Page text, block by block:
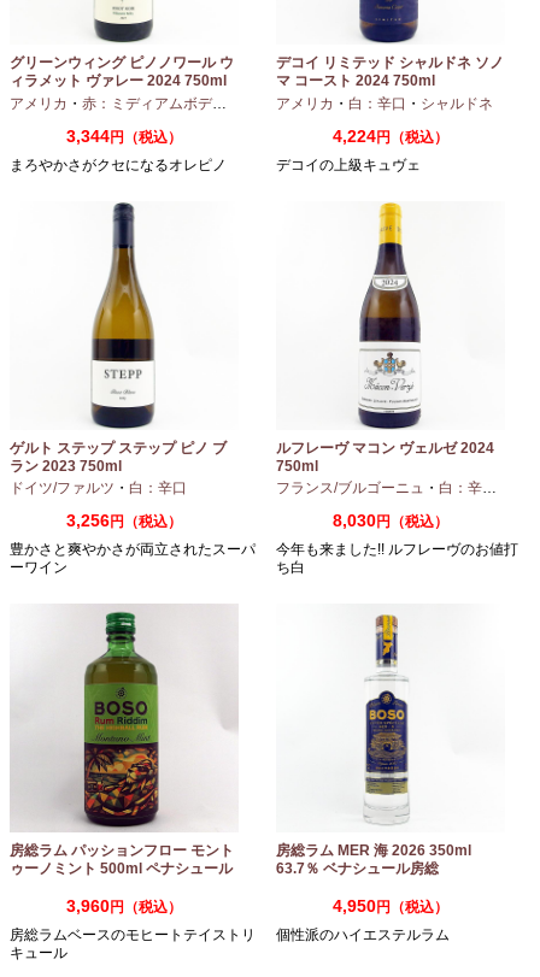
グリーンウィング ピノノワール ウ
ィラメット ヴァレー 2024 750ml
アメリカ ・ 赤：ミディアムボディ ピノノワール
3,344円（税込）
まろやかさがクセになるオレピノ
デコイ リミテッド シャルドネ ソノ
マ コースト 2024 750ml
アメリカ ・ 白：辛口 ・ シャルドネ
4,224円（税込）
デコイの上級キュヴェ
ゲルト ステップ ステップ ピノ ブ
ラン 2023 750ml
ドイツ/ファルツ ・ 白：辛口
3,256円（税込）
豊かさと爽やかさが両立されたスーパ
ーワイン
ルフレーヴ マコン ヴェルゼ 2024
750ml
フランス/ブルゴーニュ ・ 白：辛口
8,030円（税込）
今年も来ました!! ルフレーヴのお値打
ち白
房総ラム パッションフロー モント
ゥーノミント 500ml ペナシュール
3,960円（税込）
房総ラムベースのモヒートテイストリ
キュール
房総ラム MER 海 2026 350ml
63.7％ ベナシュール房総
4,950円（税込）
個性派のハイエステルラム